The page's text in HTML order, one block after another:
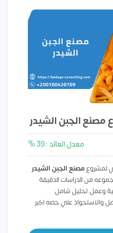
الجبن الشيدر
معدل العائد : 39 %
لمشروعمصنع الجبن الشيدر
من الدراسات الدقيقة
وعمل تحليل شامل
والاستحواذ علي حصه اكبر